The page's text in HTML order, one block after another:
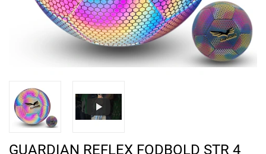
GUARDIAN REFLEX FODBOLD STR 4